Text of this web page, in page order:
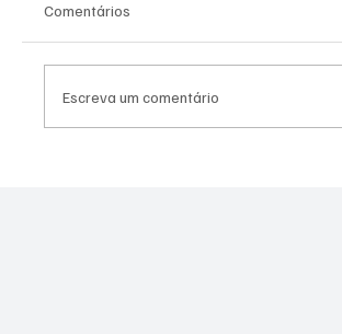
Comentários
Escreva um comentário